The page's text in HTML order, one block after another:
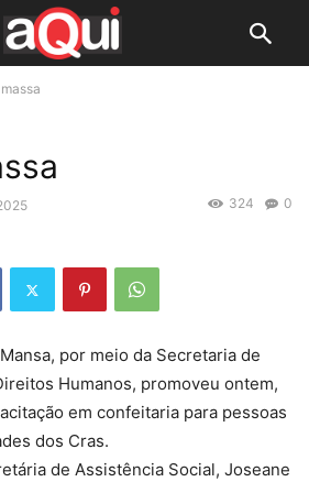
0
324
por meio da Secretaria de
Humanos, promoveu ontem,
em confeitaria para pessoas
dos Cras.
de Assistência Social, Joseane